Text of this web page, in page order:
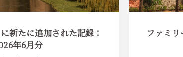
新たに追加された記録：
年6月分
ファミ